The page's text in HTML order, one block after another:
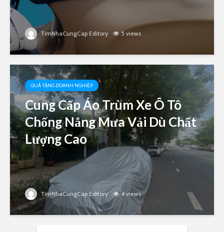
TimNhaCungCap Editory 5 views
QUÀ TẶNG DOANH NGHIỆP
Cung Cấp Áo Trùm Xe Ô Tô
Chống Nắng Mưa Vải Dù Chất
Lượng Cao
TimNhaCungCap Editory 4 views